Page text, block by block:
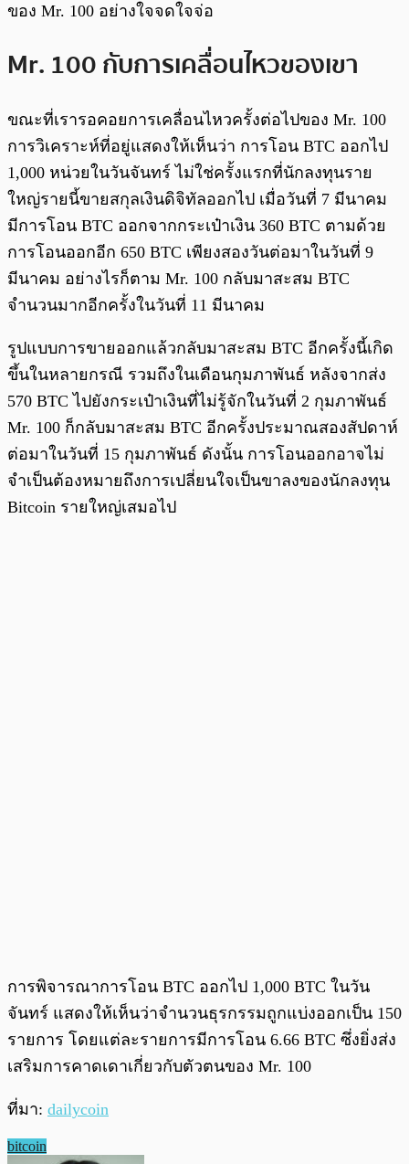
ของ Mr. 100 อย่างใจจดใจจ่อ
Mr. 100 กับการเคลื่อนไหวของเขา
ขณะที่เรารอคอยการเคลื่อนไหวครั้งต่อไปของ Mr. 100
การวิเคราะห์ที่อยู่แสดงให้เห็นว่า การโอน BTC ออกไป
1,000 หน่วยในวันจันทร์ ไม่ใช่ครั้งแรกที่นักลงทุนราย
ใหญ่รายนี้ขายสกุลเงินดิจิทัลออกไป เมื่อวันที่ 7 มีนาคม
มีการโอน BTC ออกจากกระเป๋าเงิน 360 BTC ตามด้วย
การโอนออกอีก 650 BTC เพียงสองวันต่อมาในวันที่ 9
มีนาคม อย่างไรก็ตาม Mr. 100 กลับมาสะสม BTC
จำนวนมากอีกครั้งในวันที่ 11 มีนาคม
รูปแบบการขายออกแล้วกลับมาสะสม BTC อีกครั้งนี้เกิด
ขึ้นในหลายกรณี รวมถึงในเดือนกุมภาพันธ์ หลังจากส่ง
570 BTC ไปยังกระเป๋าเงินที่ไม่รู้จักในวันที่ 2 กุมภาพันธ์
Mr. 100 ก็กลับมาสะสม BTC อีกครั้งประมาณสองสัปดาห์
ต่อมาในวันที่ 15 กุมภาพันธ์ ดังนั้น การโอนออกอาจไม่
จำเป็นต้องหมายถึงการเปลี่ยนใจเป็นขาลงของนักลงทุน
Bitcoin รายใหญ่เสมอไป
การพิจารณาการโอน BTC ออกไป 1,000 BTC ในวัน
จันทร์ แสดงให้เห็นว่าจำนวนธุรกรรมถูกแบ่งออกเป็น 150
รายการ โดยแต่ละรายการมีการโอน 6.66 BTC ซึ่งยิ่งส่ง
เสริมการคาดเดาเกี่ยวกับตัวตนของ Mr. 100
ที่มา: dailycoin
bitcoin